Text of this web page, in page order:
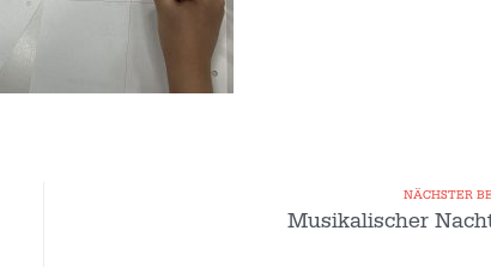
NÄCHSTER
Musikalischer